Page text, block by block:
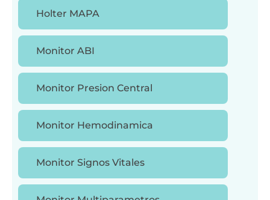
Holter MAPA
Monitor ABI
Monitor Presion Central
Monitor Hemodinamica
Monitor Signos Vitales